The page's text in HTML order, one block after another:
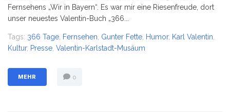
Fernsehens „Wir in Bayern“. Es war mir eine Riesenfreude, dort
unser neuestes Valentin-Buch „366...
Tags: 366 Tage Fernsehen Gunter Fette Humor, Karl Valentin
Kultur, Presse Valentin-Karlstadt-Musäum
MEHR 0